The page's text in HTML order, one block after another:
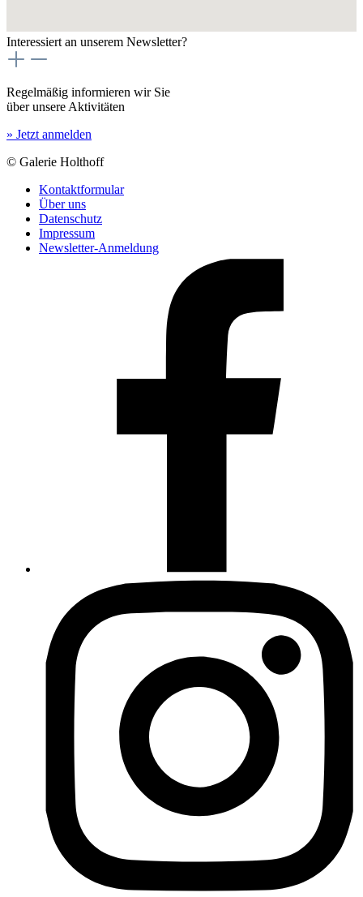
Interessiert an unserem Newsletter?
Regelmäßig informieren wir Sie
über unsere Aktivitäten
» Jetzt anmelden
© Galerie Holthoff
Kontaktformular
Über uns
Datenschutz
Impressum
Newsletter-Anmeldung